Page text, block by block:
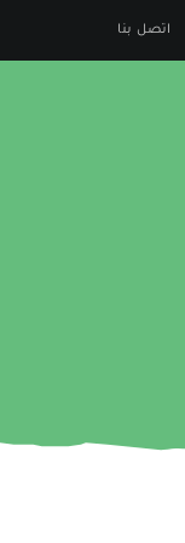
اتصل بنا